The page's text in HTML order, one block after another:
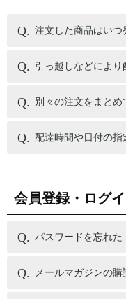
注文した商品はいつ
引っ越しなどによ
別々の注文をまと
配達時間や日付の指
会員登録・ログ
パスワードを忘れた
メールマガジンの